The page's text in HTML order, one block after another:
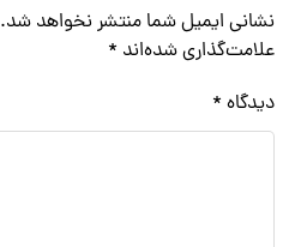
نشانی ایمیل شما منتشر نخواهد شد.
علامت‌گذاری شده‌اند *
دیدگاه *